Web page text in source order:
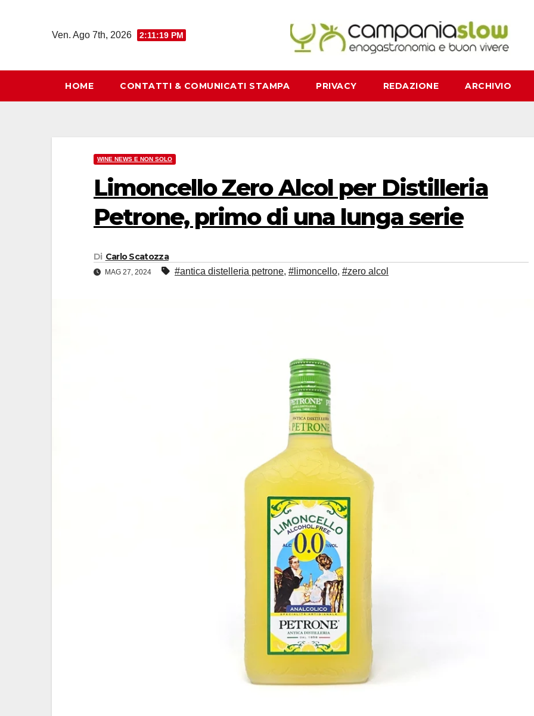
Ven. Ago 7th, 2026 2:11:20 PM
HOME CONTATTI & COMUNICATI STAMPA PRIVACY REDAZIONE ARCHIVIO
WINE NEWS E NON SOLO
Limoncello Zero Alcol per Distilleria
Petrone, primo di una lunga serie
Di Carlo Scatozza
MAG 27, 2024 #antica distelleria petrone, #limoncello, #zero alcol